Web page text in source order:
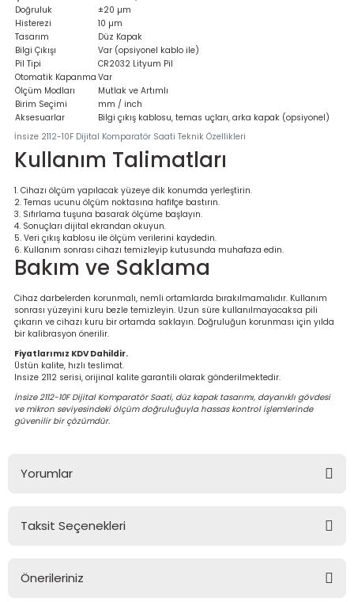
İnsize 2112-10F Dijital Komparatör Saati Teknik Özellikleri
Doğruluk
±20 µm
Histerezi
10 µm
Tasarım
Düz Kapak
Bilgi Çıkışı
Var (opsiyonel kablo ile)
Pil Tipi
CR2032 Lityum Pil
Otomatik Kapanma Var
Ölçüm Modları
Mutlak ve Artımlı
Birim Seçimi
mm / inch
Aksesuarlar
Bilgi çıkış kablosu, temas uçları, arka kapak (opsiyonel)
Kullanım Talimatları
Cihazı ölçüm yapılacak yüzeye dik konumda yerleştirin.
Temas ucunu ölçüm noktasına hafifçe bastırın.
Sıfırlama tuşuna basarak ölçüme başlayın.
Sonuçları dijital ekrandan okuyun.
Veri çıkış kablosu ile ölçüm verilerini kaydedin.
Kullanım sonrası cihazı temizleyip kutusunda muhafaza edin.
Bakım ve Saklama
Cihaz darbelerden korunmalı, nemli ortamlarda bırakılmamalıdır. Kullanım
sonrası yüzeyini kuru bezle temizleyin. Uzun süre kullanılmayacaksa pili
çıkarın ve cihazı kuru bir ortamda saklayın. Doğruluğun korunması için yılda
bir kalibrasyon önerilir.
Fiyatlarımız KDV Dahildir.
Üstün kalite, hızlı teslimat.
Insize 2112 serisi, orijinal kalite garantili olarak gönderilmektedir.
İnsize 2112-10F Dijital Komparatör Saati, düz kapak tasarımı, dayanıklı gövdesi
ve mikron seviyesindeki ölçüm doğruluğuyla hassas kontrol işlemlerinde
güvenilir bir çözümdür.
Yorumlar
Bu ürüne ilk yorumu siz yapın!
Taksit Seçenekleri
Önerileriniz